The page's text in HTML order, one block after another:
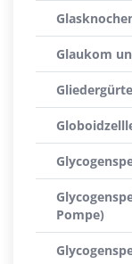
Glaukom
Pompe)